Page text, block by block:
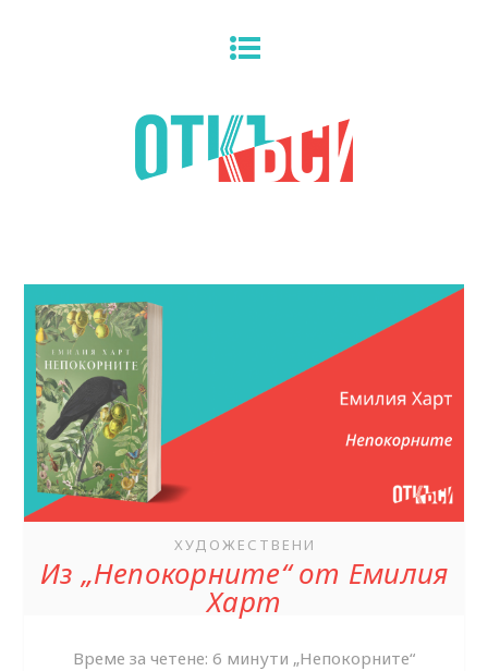
ХУДОЖЕСТВЕНИ
Из „Непокорните“ от Емилия
Харт
Време за четене: 6 минути „Непокорните“